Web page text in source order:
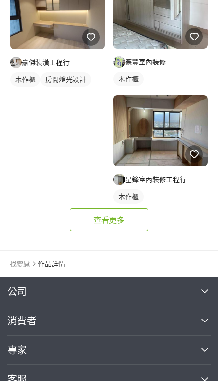
豪傑裝潢工程行
木作櫃
房間燈光設計
德豐室內裝修
木作櫃
星鋒室內裝修工程行
木作櫃
查看更多
找靈感 作品詳情
公司
關於我們
部落格
加入我們
消費者
買服務
專家
案件中心
繼續完成